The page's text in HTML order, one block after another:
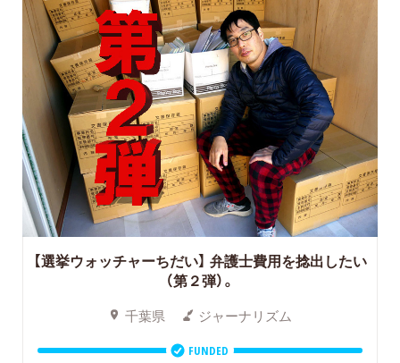
【選挙ウォッチャーちだい】 弁護士費用を捻出したい
（第２弾）。
千葉県 ジャーナリズム
FUNDED